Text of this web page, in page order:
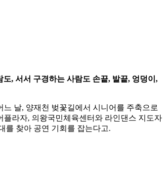
, 서서 구경하는 사람도 손끝, 발끝, 엉덩이,
날, 양재천 벚꽃길에서 시니어를 주축으로
라자, 의왕국민체육센터와 라인댄스 지도자
를 찾아 공연 기회를 잡는다고.